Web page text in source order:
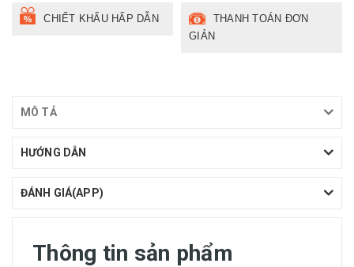
CHIẾT KHẤU HẤP DẪN
THANH TOÁN ĐƠN
GIẢN
MÔ TẢ
HƯỚNG DẪN
ĐÁNH GIÁ(APP)
Thông tin sản phẩm